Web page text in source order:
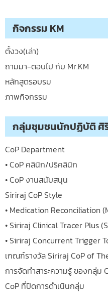
กิจกรรม KM
ตั้งวง(เล่า)
ถามมา-ตอบไป กับ Mr.KM
หลักสูตรอบรม
ภาพกิจกรรม
กลุ่มชุมชนนักปฏิบัติ ศิ
CoP Department
• CoP คลินิก/ปริคลินิก
• CoP งานสนับสนุน
Siriraj CoP Style
• Medication Reconciliation
• Siriraj Clinical Tracer Plus
• Siriraj Concurrent Trigger
เกณฑ์รางวัล Siriraj CoP of
การจัดทำสาระความรู้ ของกลุ่ม
CoP ที่ปิดการดำเนินกลุ่ม